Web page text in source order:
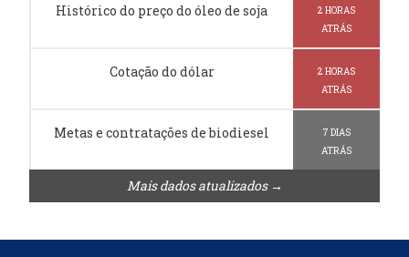
Histórico do preço do óleo de soja
2 HORAS
ATRÁS
Cotação do dólar
2 HORAS
ATRÁS
Metas e contratações de biodiesel
7 DIAS
ATRÁS
Mais dados atualizados →